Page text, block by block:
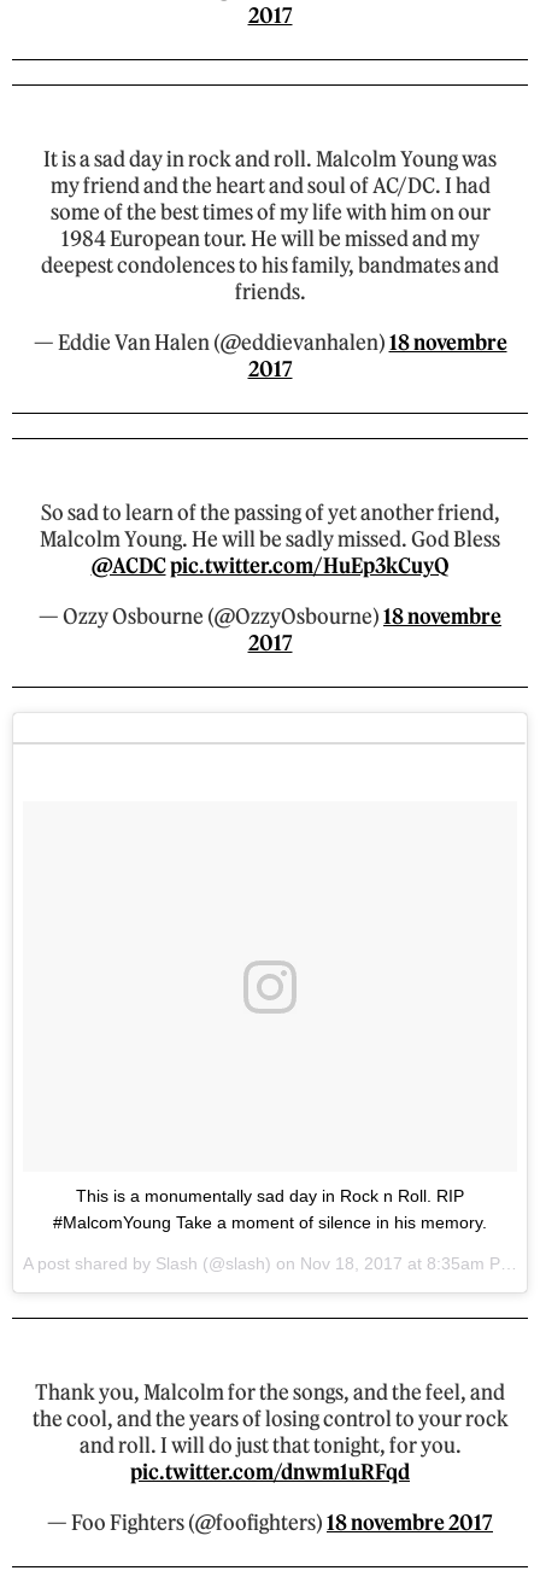
2017
It is a sad day in rock and roll. Malcolm Young was
my friend and the heart and soul of AC/DC. I had
some of the best times of my life with him on our
1984 European tour. He will be missed and my
deepest condolences to his family, bandmates and
friends.
— Eddie Van Halen (@eddievanhalen)18 novembre
2017
So sad to learn of the passing of yet another friend,
Malcolm Young. He will be sadly missed. God Bless
@ACDCpic.twitter.com/HuEp3kCuyQ
— Ozzy Osbourne (@OzzyOsbourne)18 novembre
2017
This is a monumentally sad day in Rock n Roll. RIP
#MalcomYoung Take a moment of silence in his memory.
A post shared by Slash (@slash) on Nov 18, 2017 at 8:35am PST
Thank you, Malcolm for the songs, and the feel, and
the cool, and the years of losing control to your rock
and roll. I will do just that tonight, for you.
pic.twitter.com/dnwm1uRFqd
— Foo Fighters (@foofighters)18 novembre 2017